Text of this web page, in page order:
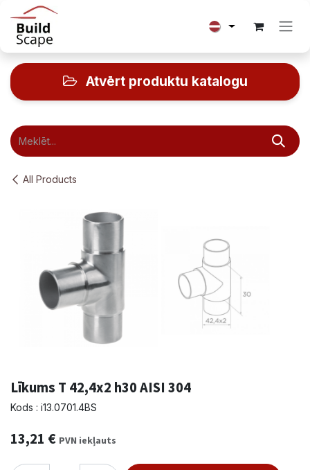
Skip to Content
Atvērt produktu katalogu
All Products
Līkums T 42,4x2 h30 AISI 304
Kods : i13.0701.4BS
13,21 € PVN iekļauts